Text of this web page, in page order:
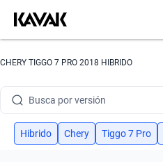
CHERY TIGGO 7 PRO 2018 HIBRIDO
Busca por marca
Busca por versión
Busca por año
Hibrido Chery Tiggo 7 Pro